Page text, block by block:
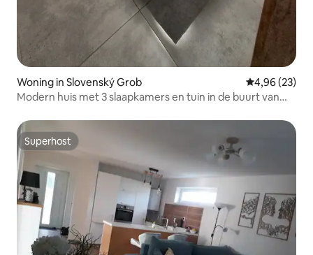
Woning in Slovenský Grob Gemiddelde
4,96 (23)
Modern huis met 3 slaapkamers en tuin in de buurt van
Superhost
Superhost